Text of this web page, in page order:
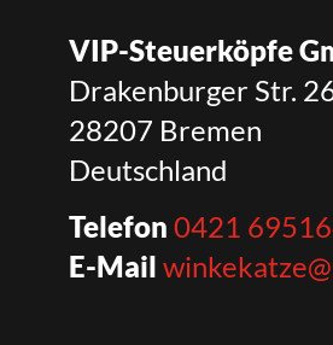
VIP-Steuerköpfe
Drakenburger Str.
28207 Bremen
Deutschland
Telefon 0421
E-Mail